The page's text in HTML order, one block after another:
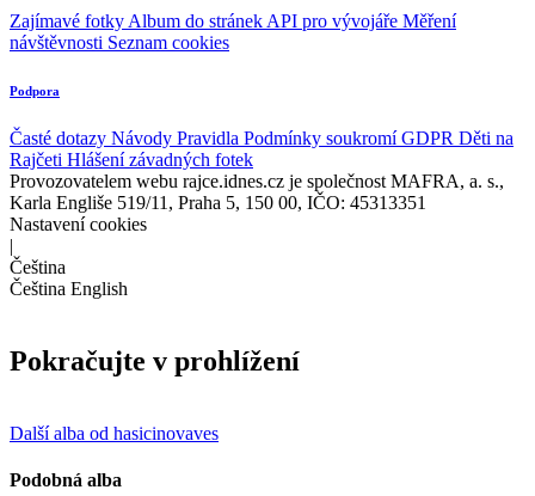
Zajímavé fotky Album do stránek API pro vývojáře Měření
návštěvnosti Seznam cookies
Podpora
Časté dotazy Návody Pravidla Podmínky soukromíGDPR Děti na
Rajčeti Hlášení závadných fotek
Provozovatelem webu rajce.idnes.cz je společnost MAFRA, a. s.,
Karla Engliše 519/11, Praha 5, 150 00, IČO: 45313351
Nastavení cookies
|
Čeština
Čeština English
Pokračujte v prohlížení
Další alba od hasicinovaves
Podobná alba